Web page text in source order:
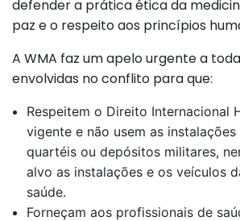
defender a prática ética da
paz e o respeito aos princípios
A WMA faz um apelo urgente a
envolvidas no conflito para que:
Respeitem o Direito Internacional
vigente e não usem as
quartéis ou depósitos militares,
alvo as instalações e os veículos
saúde.
Forneçam aos profissionais de